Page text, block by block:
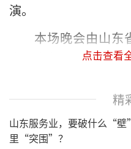
演。
本场晚会由山东
中华文化促进会和山
任王培廷，原市政协
党，原市人大常委会
世和，原市人大常委
点击查看
精
山东服务业，要破什么“
里“突围”？